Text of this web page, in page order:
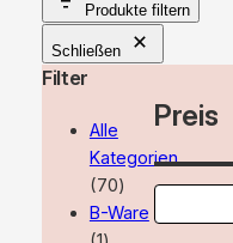
Produkte filtern
Schließen
Filter
Alle
Kategorien
7070
Produkte
B-Ware
Preis